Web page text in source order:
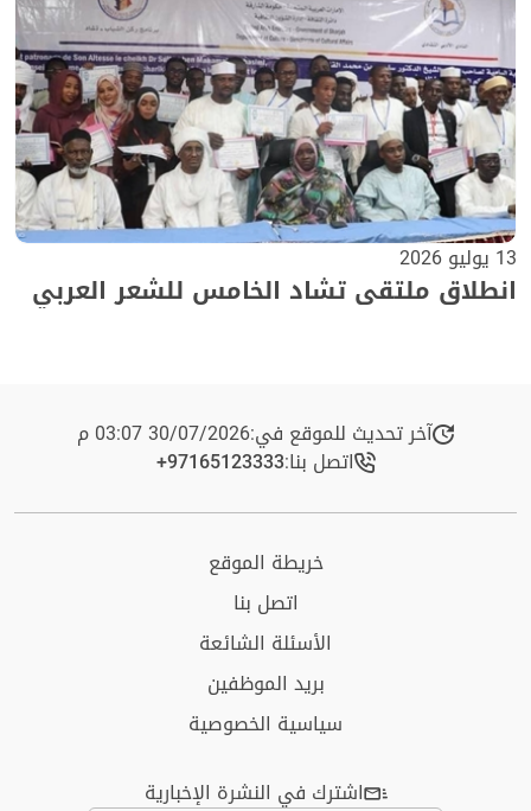
13 يوليو 2026
انطلاق ملتقى تشاد الخامس للشعر العربي
آخر تحديث للموقع في:30/07/2026 03:07 م
اتصل بنا:+97165123333​
خريطة الموقع
اتصل بنا
الأسئلة الشائعة
بريد الموظفين
سياسية الخصوصية
اشترك في النشرة الإخبارية